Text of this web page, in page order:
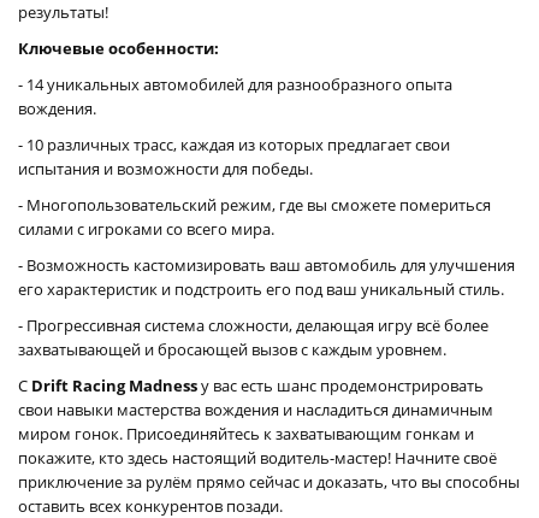
результаты!
Ключевые особенности:
- 14 уникальных автомобилей для разнообразного опыта
вождения.
- 10 различных трасс, каждая из которых предлагает свои
испытания и возможности для победы.
- Многопользовательский режим, где вы сможете помериться
силами с игроками со всего мира.
- Возможность кастомизировать ваш автомобиль для улучшения
его характеристик и подстроить его под ваш уникальный стиль.
- Прогрессивная система сложности, делающая игру всё более
захватывающей и бросающей вызов с каждым уровнем.
С Drift Racing Madnessу вас есть шанс продемонстрировать
свои навыки мастерства вождения и насладиться динамичным
миром гонок. Присоединяйтесь к захватывающим гонкам и
покажите, кто здесь настоящий водитель-мастер! Начните своё
приключение за рулём прямо сейчас и доказать, что вы способны
оставить всех конкурентов позади.